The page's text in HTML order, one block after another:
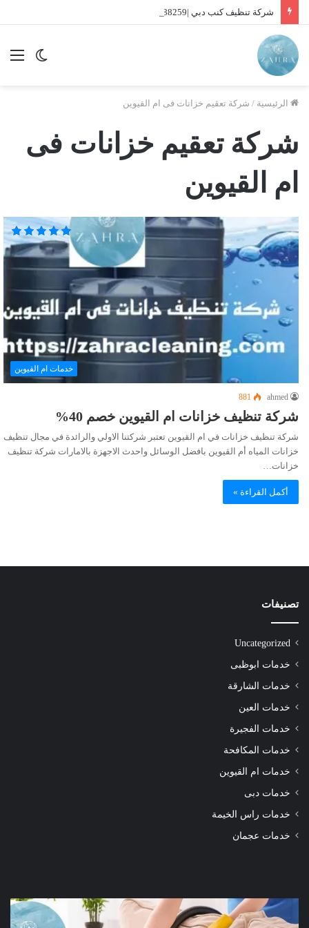
شركة تنظيف كنب دبي |01016488259| للايجار
الوضع
الرئيسية / شركة تعقيم خزانات فى ام القيوين
شركة تعقيم خزانات فى
ام القيوين
خدمات ام القيوين
ahmed
881
شركة تنظيف خزانات ام القيوين خصم 40%
شركة تنظيف خزانات في ام القيوين تعتبر شركتنا الاولي والرائدة في مجال تنظيف
خزانات المياه أم القيوين بافضل الوسائل واحدث الاجهزة بالامارات شركة تنظيف
خزانات…
أكمل القراءة »
تصنيفات
Uncategorized
خدمات ابوظبى
خدمات الشارقة
خدمات العين
خدمات الفجيرة
خدمات المكافحة
خدمات ام القيوين
خدمات دبى
خدمات راس الخيمة
خدمات عجمان
شركة
تنظيف